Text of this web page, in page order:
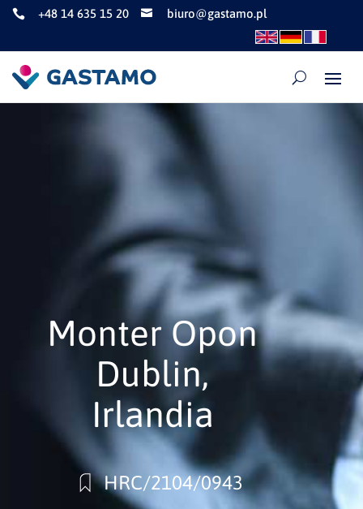
 +48 14 635 15 20  biuro@gastamo.pl
Monter Opon
Dublin,
Irlandia
HRC/2104/0943